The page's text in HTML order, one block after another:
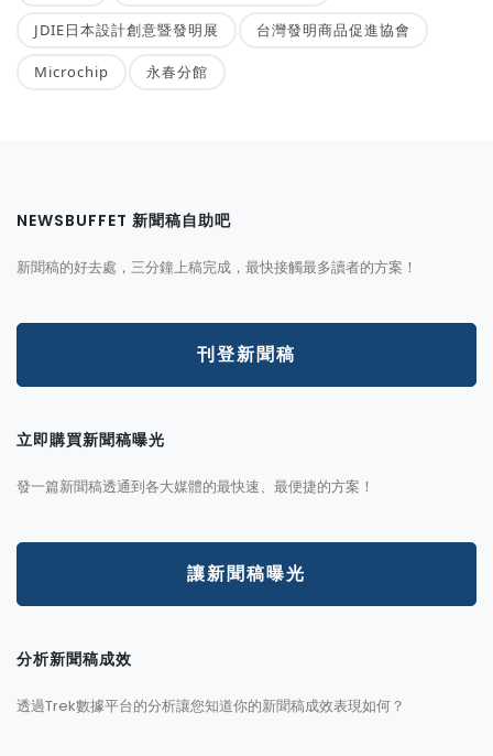
JDIE日本設計創意暨發明展 台灣發明商品促進協會
Microchip 永春分館
NEWSBUFFET 新聞稿自助吧
新聞稿的好去處，三分鐘上稿完成，最快接觸最多讀者的方案！
刊登新聞稿
立即購買新聞稿曝光
發一篇新聞稿透通到各大媒體的最快速、最便捷的方案！
讓新聞稿曝光
分析新聞稿成效
透過Trek數據平台的分析讓您知道你的新聞稿成效表現如何？